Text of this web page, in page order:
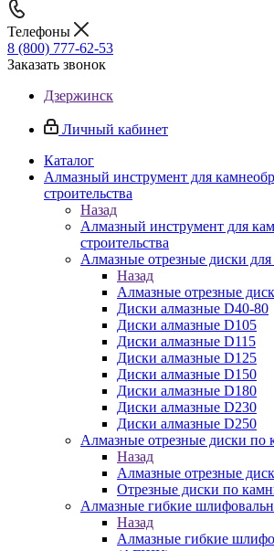
Телефоны
8 (800) 777-62-53
Заказать звонок
Дзержинск
Личный кабинет
Каталог
Алмазный инструмент для
строительства
Назад
Алмазный инструмент для
строительства
Алмазные отрезные диски
Назад
Алмазные отрезные
Диски алмазные D40-80
Диски алмазные D105
Диски алмазные D115
Диски алмазные D125
Диски алмазные D150
Диски алмазные D180
Диски алмазные D230
Диски алмазные D250
Алмазные отрезные диски по
Назад
Алмазные отрезные
Отрезные диски по
Алмазные гибкие
Назад
Алмазные гибкие